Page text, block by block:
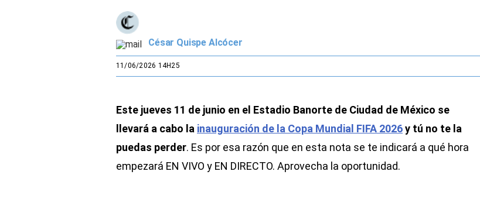
César Quispe Alcócer
11/06/2026 14H25
Este jueves 11 de junio en el Estadio Banorte de Ciudad de México se
llevará a cabo la inauguración de la Copa Mundial FIFA 2026y tú no te la
puedas perder. Es por esa razón que en esta nota se te indicará a qué hora
empezará EN VIVO y EN DIRECTO. Aprovecha la oportunidad.